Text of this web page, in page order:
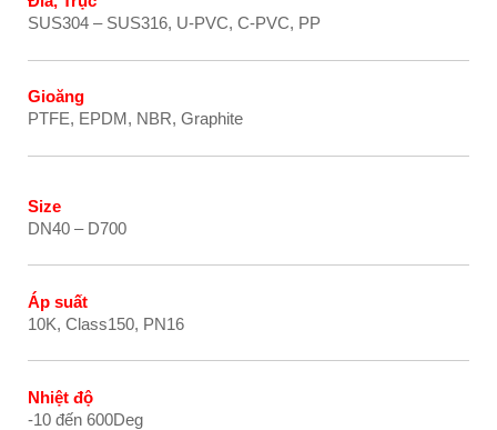
SUS304 – SUS316, U-PVC, C-PVC, PP
Gioăng
PTFE, EPDM, NBR, Graphite
Size
DN40 – D700
Áp suất
10K, Class150, PN16
Nhiệt độ
-10 đến 600Deg